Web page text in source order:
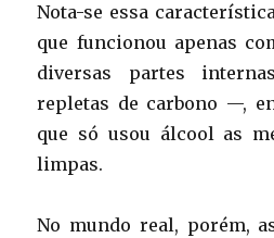
Nota-se essa
que funcionou apenas
diversas partes
repletas de carbono —,
que só usou álcool as
limpas.
No mundo real, porém,